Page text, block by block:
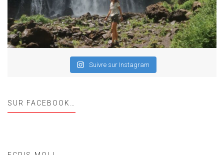
Suivre sur Instagram
SUR FACEBOOK…